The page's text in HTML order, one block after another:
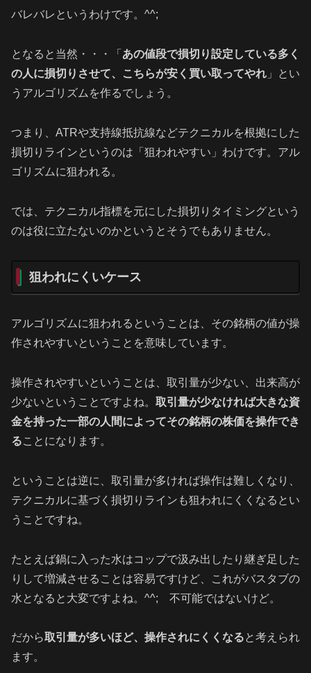
バレバレというわけです。^^;
となると当然・・・「 あの値段で損切り設定している多く
の人に損切りさせて、こちらが安く買い取ってやれ 」とい
うアルゴリズムを作るでしょう。
つまり、ATRや支持線抵抗線などテクニカルを根拠にした
損切りラインというのは「狙われやすい」わけです。アル
ゴリズムに狙われる。
では、テクニカル指標を元にした損切りタイミングという
のは役に立たないのかというとそうでもありません。
狙われにくいケース
アルゴリズムに狙われるということは、その銘柄の値が操
作されやすいということを意味しています。
操作されやすいということは、取引量が少ない、出来高が
少ないということですよね。 取引量が少なければ大きな資
金を持った一部の人間によってその銘柄の株価を操作でき
ることになります。
ということは逆に、取引量が多ければ操作は難しくなり、
テクニカルに基づく損切りラインも狙われにくくなるとい
うことですね。
たとえば鍋に入った水はコップで汲み出したり継ぎ足した
りして増減させることは容易ですけど、これがバスタブの
水となると大変ですよね。^^; 不可能ではないけど。
だから取引量が多いほど、操作されにくくなると考えられ
ます。